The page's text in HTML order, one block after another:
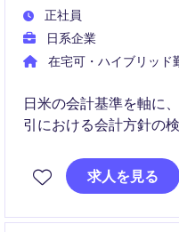
正社員
日系企業
在宅可・ハイブリッド
日米の会計基準を軸に
引における会計方針の
経営層や海外関係者と
求人を見る